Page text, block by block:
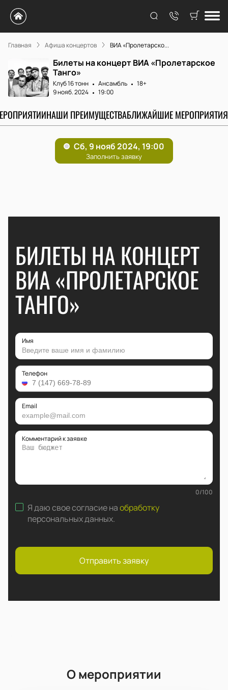
Главная Афиша концертов ВИА «Пролетарско...
Билеты на концерт ВИА «Пролетарское
Танго»
Клуб 16 тонн Ансамбль
18+
9 нояб. 2024
19:00
НАШИ ПРЕИМУЩЕСТВАБЛИЖАЙШИЕ МЕРОПРИЯТИЯ
БИЛЕТЫ НА КОНЦЕРТ
ВИА «ПРОЛЕТАРСКОЕ
ТАНГО»
Имя
Телефон
Email
Комментарий к заявке
0/100
Я даю свое согласие наобработку
персональных данных.
Отправить заявку
О мероприятии